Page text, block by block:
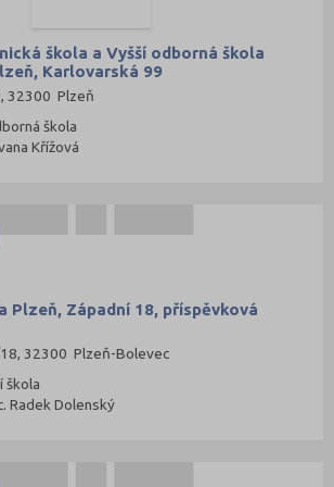
škola a Vyšší odborná škola
Karlovarská 99
32300 Plzeň
škola
Křížová
Plzeň, Západní 18, příspěvková
32300 Plzeň-Bolevec
škola
Radek Dolenský